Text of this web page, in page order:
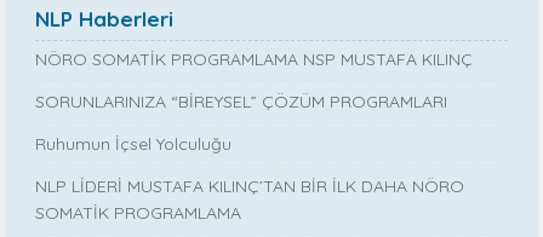
NLP Haberleri
NÖRO SOMATİK PROGRAMLAMA NSP MUSTAFA KILINÇ
SORUNLARINIZA “BİREYSEL” ÇÖZÜM PROGRAMLARI
Ruhumun İçsel Yolculuğu
NLP LİDERİ MUSTAFA KILINÇ’TAN BİR İLK DAHA NÖRO
SOMATİK PROGRAMLAMA